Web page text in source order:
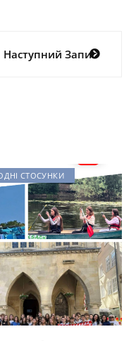
Наступний Запис
СТОСУНКИ